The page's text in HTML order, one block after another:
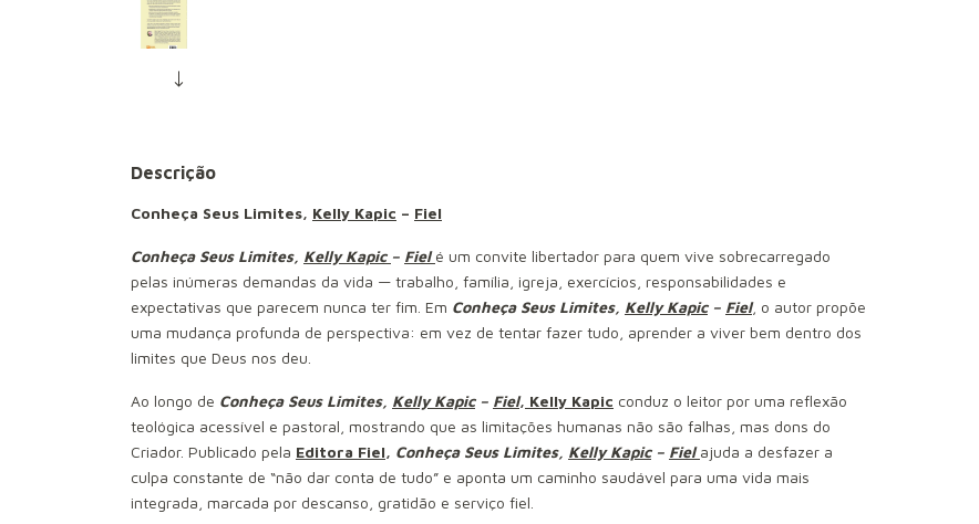
Descrição
Conheça Seus Limites, Kelly Kapic – Fiel
Conheça Seus Limites, Kelly Kapic – Fiel é um convite libertador para quem vive sobrecarregado
pelas inúmeras demandas da vida — trabalho, família, igreja, exercícios, responsabilidades e
expectativas que parecem nunca ter fim. Em Conheça Seus Limites, Kelly Kapic– Fiel, o autor propõe
uma mudança profunda de perspectiva: em vez de tentar fazer tudo, aprender a viver bem dentro dos
limites que Deus nos deu.
Ao longo de Conheça Seus Limites, Kelly Kapic– Fiel, Kelly Kapic conduz o leitor por uma reflexão
teológica acessível e pastoral, mostrando que as limitações humanas não são falhas, mas dons do
Criador. Publicado pela Editora Fiel, Conheça Seus Limites, Kelly Kapic– Fiel ajuda a desfazer a
culpa constante de “não dar conta de tudo” e aponta um caminho saudável para uma vida mais
integrada, marcada por descanso, gratidão e serviço fiel.